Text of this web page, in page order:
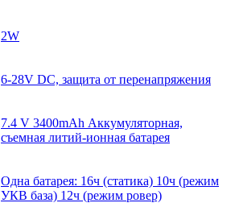
2W
6-28V DC, защита от перенапряжения
7.4 V 3400mAh Аккумуляторная,
съемная литий-ионная батарея
Одна батарея: 16ч (статика) 10ч (режим
УКВ база) 12ч (режим ровер)